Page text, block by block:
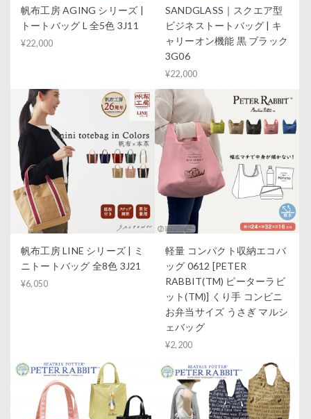
帆布工房 AGING シリーズ |
トートバッグ L 全5色 3J11
¥22,000
SANDGLASS｜スクエア型
ビジネストートバッグ | キ
ャリーオン機能 黒 ブラック
3G06
¥22,000
帆布工房 LINE シリーズ | ミ
ニトートバッグ 全8色 3J21
¥6,050
軽量 コンパクト収納エコバ
ッグ 0612 [PETER
RABBIT(TM) ピーターラビ
ット(TM)] くり手 コンビニ
お弁当サイズ うさぎ マルシ
ェバッグ
¥2,200